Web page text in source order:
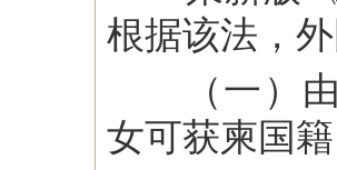
根据该法，
（一）由
女可获柬国